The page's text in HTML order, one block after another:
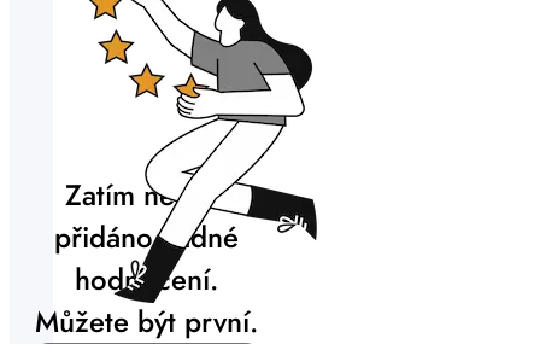
Zatím nebylo
přidáno žádné
hodnocení.
Můžete být první.